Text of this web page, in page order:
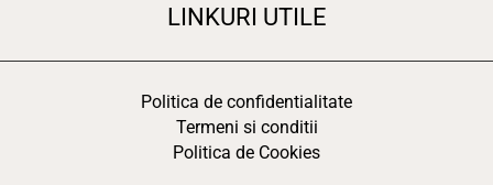
LINKURI UTILE
Politica de confidentialitate
Termeni si conditii
Politica de Cookies